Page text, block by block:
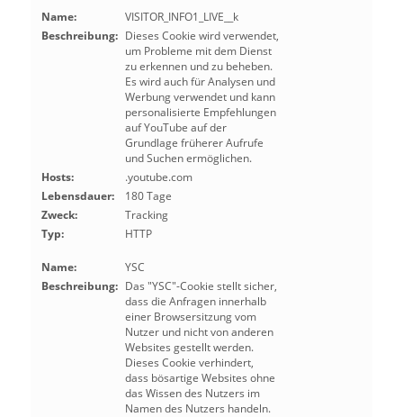
Name:
VISITOR_INFO1_LIVE__k
Beschreibung: Dieses Cookie wird verwendet,
um Probleme mit dem Dienst
zu erkennen und zu beheben.
Es wird auch für Analysen und
Werbung verwendet und kann
personalisierte Empfehlungen
auf YouTube auf der
Grundlage früherer Aufrufe
und Suchen ermöglichen.
Hosts:
.youtube.com
Lebensdauer:
180 Tage
Zweck:
Tracking
Typ:
HTTP
Name:
YSC
Beschreibung: Das "YSC"-Cookie stellt sicher,
dass die Anfragen innerhalb
einer Browsersitzung vom
Nutzer und nicht von anderen
Websites gestellt werden.
Dieses Cookie verhindert,
dass bösartige Websites ohne
das Wissen des Nutzers im
Namen des Nutzers handeln.